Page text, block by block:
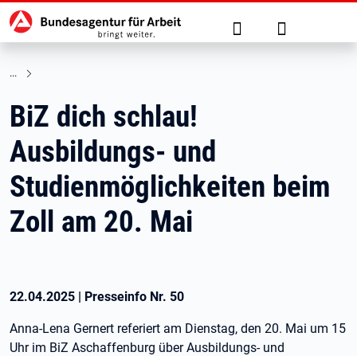
zu den Hauptinhalten springen
Hauptnavigation Suche Anmelden
BiZ dich schlau!
Ausbildungs- und
Studienmöglichkeiten beim
Zoll am 20. Mai
22.04.2025 | Presseinfo Nr. 50
Anna-Lena Gernert referiert am Dienstag, den 20. Mai um 15
Uhr im BiZ Aschaffenburg über Ausbildungs- und